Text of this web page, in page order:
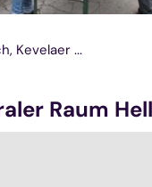
Kevelaer ...
Raum